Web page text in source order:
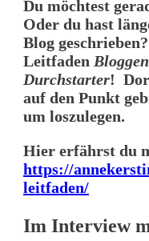
Du möchtest
Oder du hast
Blog
Leitfaden
Durchstarter!
auf den Punkt
um loszulegen.
Hier erfährst du
https://
leitfaden/
Im Interview